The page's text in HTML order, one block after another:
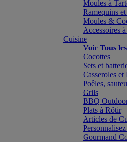
Moules à
Ramequins
Moules &
Accessoires
Cuisine
Voir Tous
Cocottes
Sets et
Casseroles et
Poêles,
Grils
BBQ
Plats à Rôtir
Articles de
Gourmand